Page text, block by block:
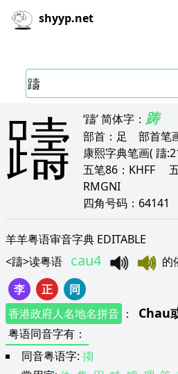
shyyp.net
躊 ‘躊’简体字： 踌
部首： 足 部首笔
康熙字典笔画( 躊
五笔86： KHFF
RMGNI
四角号码： 64141
羊羊粤语审音字典 EDITABLE
<躊>读粤语 cau4 的
李
正
同
香港政府人名地名拼音 ： Chau
粤语同音字有 ：
同音粤语字: 搊